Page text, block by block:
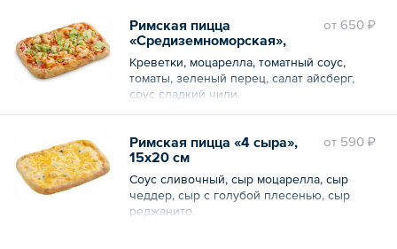
oт 650 ₽
Римская пицца
«Средиземноморская»,
15х20 см
Креветки, моцарелла, томатный соус,
томаты, зеленый перец, салат айсберг,
соус сладкий чили.
oт 590 ₽
Римская пицца «4 сыра»,
15х20 см
Соус сливочный, сыр моцарелла, сыр
чеддер, сыр с голубой плесенью, сыр
реджанито.